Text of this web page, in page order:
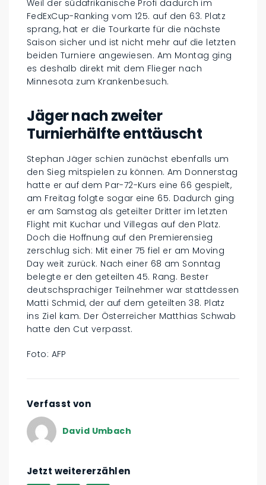
Weil der südafrikanische Profi dadurch im
FedExCup-Ranking vom 125. auf den 63. Platz
sprang, hat er die Tourkarte für die nächste
Saison sicher und ist nicht mehr auf die letzten
beiden Turniere angewiesen. Am Montag ging
es deshalb direkt mit dem Flieger nach
Minnesota zum Krankenbesuch.
Jäger nach zweiter
Turnierhälfte enttäuscht
Stephan Jäger schien zunächst ebenfalls um
den Sieg mitspielen zu können. Am Donnerstag
hatte er auf dem Par-72-Kurs eine 66 gespielt,
am Freitag folgte sogar eine 65. Dadurch ging
er am Samstag als geteilter Dritter im letzten
Flight mit Kuchar und Villegas auf den Platz.
Doch die Hoffnung auf den Premierensieg
zerschlug sich: Mit einer 75 fiel er am Moving
Day weit zurück. Nach einer 68 am Sonntag
belegte er den geteilten 45. Rang. Bester
deutschsprachiger Teilnehmer war stattdessen
Matti Schmid, der auf dem geteilten 38. Platz
ins Ziel kam. Der Österreicher Matthias Schwab
hatte den Cut verpasst.
Foto: AFP
Verfasst von
David Umbach
Jetzt weitererzählen